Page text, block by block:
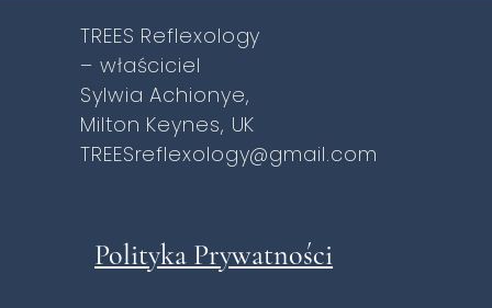
TREES Reflexology
– właściciel
Sylwia Achionye,
Milton Keynes, UK
TREESreflexology@gmail.com
Polityka Prywatności